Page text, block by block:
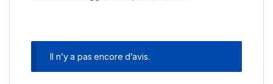
Il n’y a pas encore d’avis.